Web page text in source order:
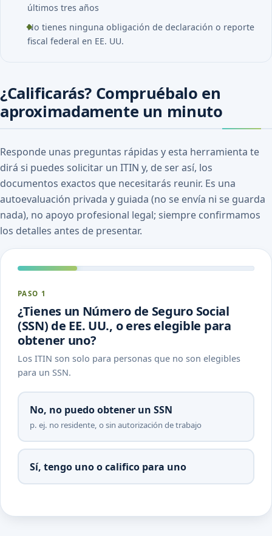
últimos tres años
No tienes ninguna obligación de declaración o reporte
fiscal federal en EE. UU.
¿Calificarás? Compruébalo en
aproximadamente un minuto
Responde unas preguntas rápidas y esta herramienta te
dirá si puedes solicitar un ITIN y, de ser así, los
documentos exactos que necesitarás reunir. Es una
autoevaluación privada y guiada (no se envía ni se guarda
nada), no apoyo profesional legal; siempre confirmamos
los detalles antes de presentar.
PASO 1
¿Tienes un Número de Seguro Social
(SSN) de EE. UU., o eres elegible para
obtener uno?
Los ITIN son solo para personas que no son elegibles
para un SSN.
No, no puedo obtener un SSN
p. ej. no residente, o sin autorización de trabajo
Sí, tengo uno o califico para uno